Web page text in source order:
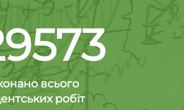
всього
робіт